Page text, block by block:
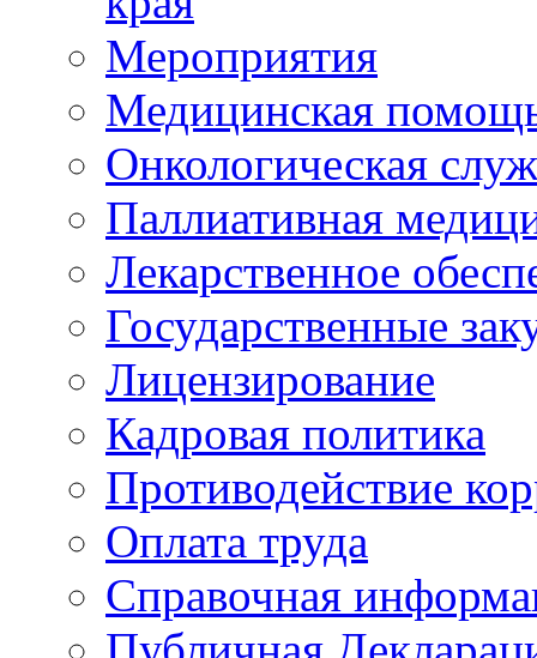
Мероприятия
Медицинская
Онкологическая
Паллиативная
Лекарственное
Государственные
Лицензирование
Кадровая политика
Противодействие
Оплата труда
Справочная